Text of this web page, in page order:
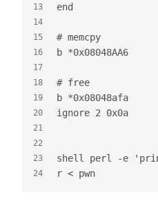
13
14
15
16
17
18
19
20
21
22
23
24
end
# memcpy
b *0x08048AA6
# free
b *0x08048afa
ignore 2 0x0a
shell perl -e
r < pwn